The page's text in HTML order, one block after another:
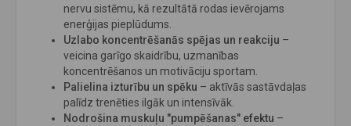
nervu sistēmu, kā rezultātā rodas ievērojams
enerģijas pieplūdums.
Uzlabo koncentrēšanās spējas un reakciju –
veicina garīgo skaidrību, uzmanības
koncentrēšanos un motivāciju sportam.
Palielina izturību un spēku – aktīvās sastāvdaļas
palīdz trenēties ilgāk un intensīvāk.
Nodrošina muskuļu "pumpēšanas" efektu –